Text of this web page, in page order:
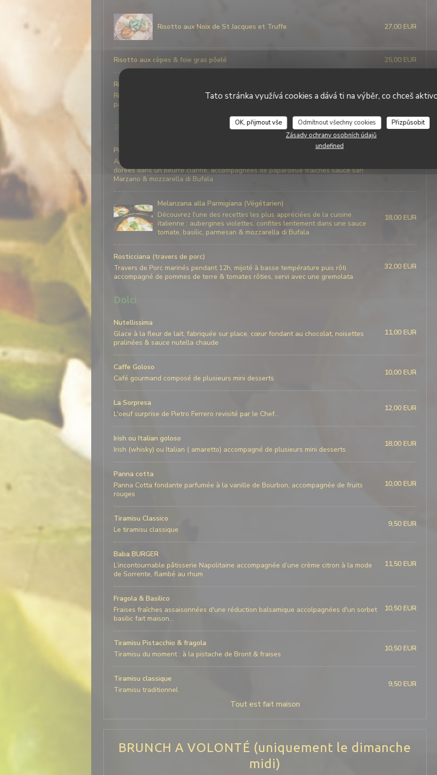
Tato stránka využívá cookies a dává ti na výběr, co chceš
OK, přijmout vše Odmítnout všechny cookies
Přizpůsobit
Zásady ochrany osobních údajů
undefined
Risotto aux Noix de St Jacques et Truffe 27,00 EUR
Risotto aux cèpes & foie gras pôelé 25,00 EUR
Risotto frutti Di Mare
Risotto parfumé au safran, gambas, noix de st jacques, filet de rouget, roquette &
parmesan
25,00 EUR
Piccata Milanese
Aiguillettes de poulet, panées dans une chapelure de gressin et parmesan, puis
dorées dans un beurre clarifié, accompagnées de papardelle fraîches sauce san
Marzano & mozzarella di Bufala
Melanzana alla Parmigiana (Végétarien)
Découvrez l'une des recettes les plus appréciées de la cuisine
italienne : aubergines violettes, confites lentement dans une sauce
tomate, basilic, parmesan & mozzarella di Bufala
18,00 EUR
Rosticciana (travers de porc)
Travers de Porc marinés pendant 12h, mijoté à basse température puis rôti
accompagné de pommes de terre & tomates rôties, servi avec une gremolata
32,00 EUR
Dolci
Nutellissima
Glace à la fleur de lait, fabriquée sur place, cœur fondant au chocolat, noisettes
pralinées & sauce nutella chaude
11,00 EUR
Caffe Goloso
Café gourmand composé de plusieurs mini desserts
10,00 EUR
La Sorpresa
L'oeuf surprise de Pietro Ferrero revisité par le Chef...
12,00 EUR
Irish ou Italian goloso
Irish (whisky) ou Italian ( amaretto) accompagné de plusieurs mini desserts
18,00 EUR
Panna cotta
Panna Cotta fondante parfumée à la vanille de Bourbon, accompagnée de fruits
rouges
10,00 EUR
Tiramisu Classico
Le tiramisu classique
9,50 EUR
Baba BURGER
L’incontournable pâtisserie Napolitaine accompagnée d’une crème citron à la mode
de Sorrente, flambé au rhum
11,50 EUR
Fragola & Basilico
Fraises fraîches assaisonnées d'une réduction balsamique accolpagnées d'un sorbet
basilic fait maison...
10,50 EUR
Tiramisu Pistacchio & fragola
Tiramisu du moment : à la pistache de Bront & fraises
10,50 EUR
Tiramisu classique
Tiramisu traditionnel
9,50 EUR
Tout est fait maison
BRUNCH A VOLONTÉ (uniquement le dimanche
midi)